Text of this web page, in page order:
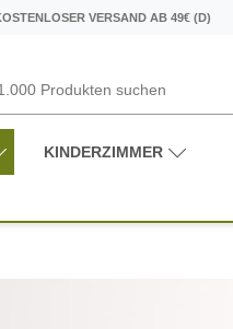
VERSAND AB 49€ (D)
KINDERZIMMER